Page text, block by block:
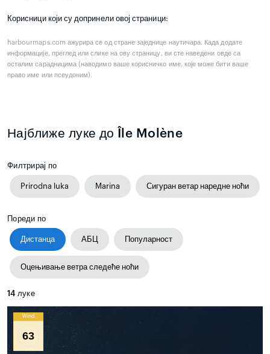
Корисници који су допринели овој страници:
harbourmaps.com ажурира се од стране заједнице наутичара. Када додате
информације, преглед или слике на ову страницу, ви сте наведени овде са
осталим сарадницима (наводимо ваше корисничко име, које може бити ваше
право име или псеудоним).
Најближе луке до Île Molène
Филтрирај по
Prirodna luka Marina Сигуран ветар наредне ноћи
Пореди по
Дистанца АБЦ Популарност
Оцењивање ветра следеће ноћи
14 луке
Wind
63